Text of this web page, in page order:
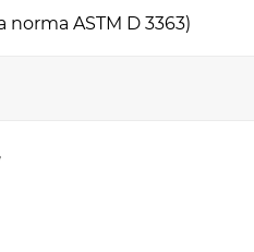
rysa.ASTM D 3363)